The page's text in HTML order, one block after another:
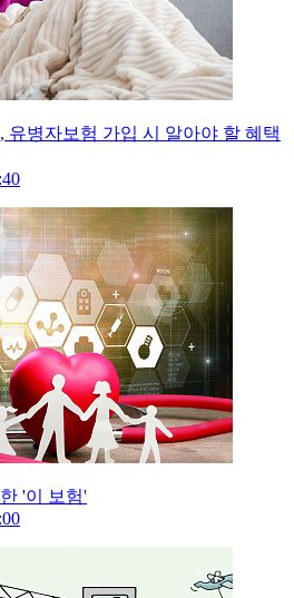
유병자보험 가입 시 알아야 할 혜택
'이 보험'